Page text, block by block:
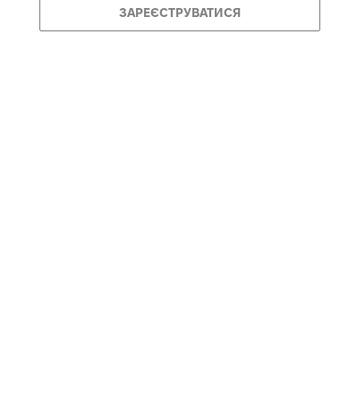
ЗАРЕЄСТРУВАТИСЯ